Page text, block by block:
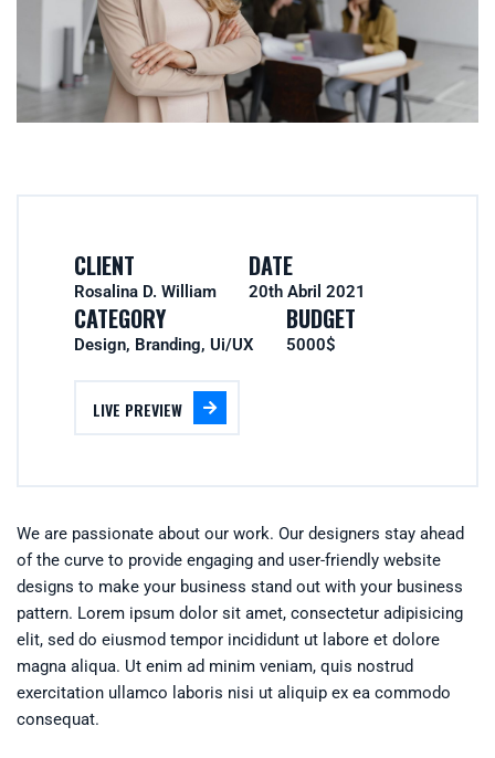
CLIENT
Rosalina D. William
DATE
20th Abril 2021
CATEGORY
Design, Branding, Ui/UX
BUDGET
5000$
LIVE PREVIEW
We are passionate about our work. Our designers stay ahead
of the curve to provide engaging and user-friendly website
designs to make your business stand out with your business
pattern. Lorem ipsum dolor sit amet, consectetur adipisicing
elit, sed do eiusmod tempor incididunt ut labore et dolore
magna aliqua. Ut enim ad minim veniam, quis nostrud
exercitation ullamco laboris nisi ut aliquip ex ea commodo
consequat.